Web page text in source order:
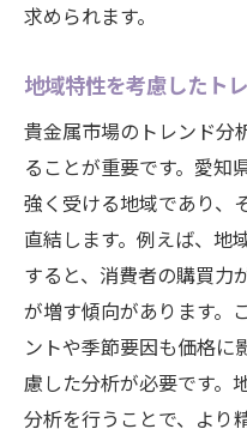
大府市での貴金属
地元市場に特
効率的な取引
プロアクティ
地元パートナ
競争優位性を
持続可能な取
地元経済が貴金属
手法
求められます。
地域特性を考慮したト
貴金属市場のトレンド分
ることが重要です。愛知
強く受ける地域であり、
直結します。例えば、地
すると、消費者の購買力
が増す傾向があります。
ントや季節要因も価格に
慮した分析が必要です。
分析を行うことで、より